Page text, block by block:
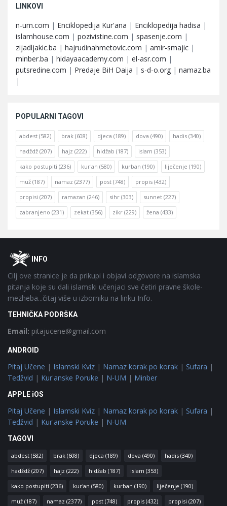
LINKOVI
n-um.com | Enciklopedija Kur'ana | Enciklopedija hadisa |
islamhouse.com | pozivistine.com | spasenje.com |
zijadljakic.ba | hajrudinahmetovic.com | amir-smajic |
minber.ba | hidayaacademy.com | el-asr.com |
putsredine.com | Predaje BiH Daija | s-d-o.org | namaz.ba
|
POPULARNI TAGOVI
abdest (582) brak (608) djeca (189) dova (490) hadis (340)
hadždž (207) hajz (222) hidžab (187) islam (353)
kako postupiti (236) kur'an (580) kurban (190) liječenje (190)
muž (187) namaz (2377) post (748) propis (432)
propisi (207) ramazan (246) sihr (303) sunnet (227)
zabranjeno (231) zekat (356) zikr (229) žena (433)
FooterOINFO
Cilj ove stranice je da prikupi i objavi odgovore na islamska
pitanja koje su dali islamski učenjaci sve četiri pravne škole-
mezheba...čitaj više u izborniku na linku Info.
TEHNIČKA PODRŠKA
Email: pitajucene@gmail.com
ANDROID
Pitaj Učene | Islamski Kviz | Namaz korak po korak | Sufara |
Tedžvid | Kur'anske Poruke | N-UM | Minber
APPLE iOS
Pitaj Učene | Islamski Kviz | Namaz korak po korak | Sufara |
Tedžvid | Kur'anske Poruke | N-UM
TAGOVI
abdest (582) brak (608) djeca (189) dova (490) hadis (340)
hadždž (207) hajz (222) hidžab (187) islam (353)
kako postupiti (236) kur'an (580) kurban (190) liječenje (190)
muž (187) namaz (2377) post (748) propis (432) propisi (207)